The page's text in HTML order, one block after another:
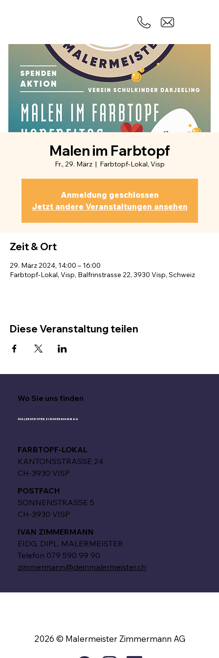
Malen im Farbtopf
Fr., 29. März
  |
Farbtopf-Lokal, Visp
Anmeldung geschlossen
Jetzt andere Veranstaltungen ansehen
Zeit & Ort
29. März 2024, 14:00 – 16:00
Farbtopf-Lokal, Visp, Balfrinstrasse 22, 3930 Visp, Schweiz
Diese Veranstaltung teilen
Wo Sie uns finden
MALERMEISTER ZIMMERMANN AG
FARBTOPF-LOKAL
KANTONSSTRASSE 24
CH-3930 VISP
POSTFACH
SONNENSTRASSE 5
CH-3930 VISP
IVAN ZIMMERMANN
EIDG. DIPL. MALERMEISTER
Telefon 079 590 99 90
zimmermann@deinmalermeister.ch
2026 © Malermeister Zimmermann AG